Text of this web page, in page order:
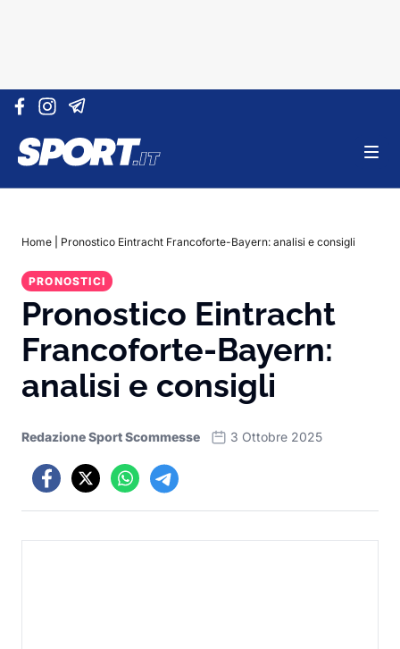
Vai al contenuto
Home Pronostico Eintracht Francoforte-Bayern: analisi e consigli
PRONOSTICI
Pronostico Eintracht
Francoforte-Bayern:
analisi e consigli
Redazione Sport Scommesse 3 Ottobre 2025